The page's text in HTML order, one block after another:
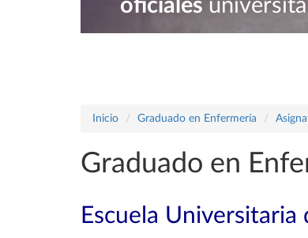
oficiales
Inicio Graduado en Enfermería
Graduado en
Escuela Universitaria